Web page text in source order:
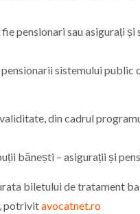
pensionari sau asigurați
sistemului
din cadrul
bănești – asigurații și
biletului de tratament
potrivitavocatnet.ro